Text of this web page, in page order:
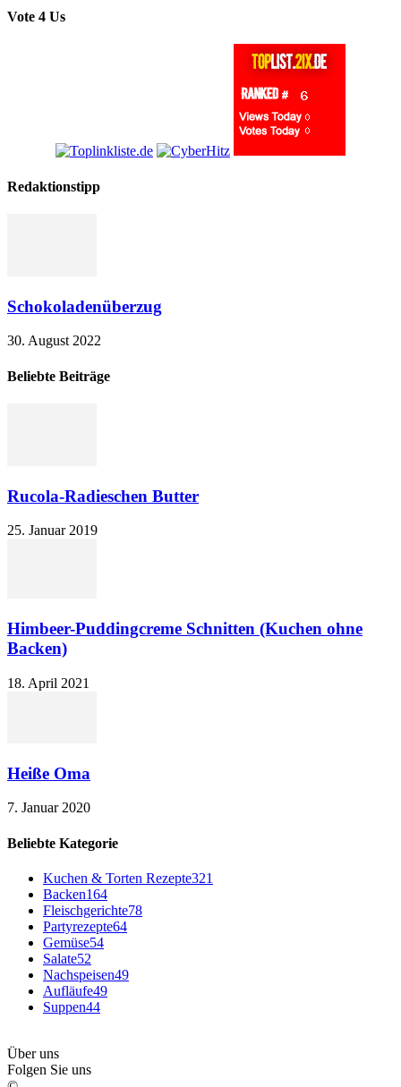
Vote 4 Us
Redaktionstipp
Schokoladenüberzug
30. August 2022
Beliebte Beiträge
Rucola-Radieschen Butter
25. Januar 2019
Himbeer-Puddingcreme Schnitten (Kuchen ohne
Backen)
18. April 2021
Heiße Oma
7. Januar 2020
Beliebte Kategorie
Kuchen & Torten Rezepte321
Backen164
Fleischgerichte78
Partyrezepte64
Gemüse54
Salate52
Nachspeisen49
Aufläufe49
Suppen44
Über uns
Folgen Sie uns